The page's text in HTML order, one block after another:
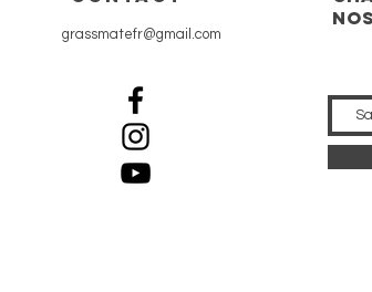
grassmatefr@gmail.com